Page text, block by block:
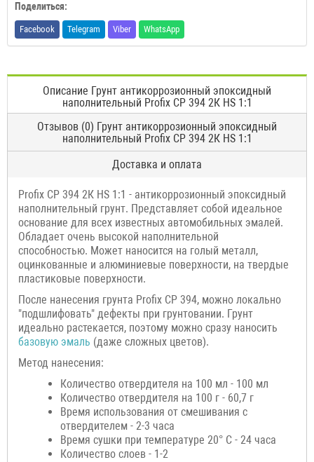
Поделиться:
Facebook Telegram Viber WhatsApp
Описание Грунт антикоррозионный эпоксидный
наполнительный Profix CP 394 2К HS 1:1
Отзывов (0) Грунт антикоррозионный эпоксидный
наполнительный Profix CP 394 2К HS 1:1
Доставка и оплата
Profix CP 394 2К HS 1:1 - антикоррозионный эпоксидный
наполнительный грунт. Представляет собой идеальное
основание для всех известных автомобильных эмалей.
Обладает очень высокой наполнительной
способностью. Может наносится на голый металл,
оцинкованные и алюминиевые поверхности, на твердые
пластиковые поверхности.
После нанесения грунта Profix CP 394, можно локально
"подшлифовать" дефекты при грунтовании. Грунт
идеально растекается, поэтому можно сразу наносить
базовую эмаль (даже сложных цветов).
Метод нанесения:
Количество отвердителя на 100 мл - 100 мл
Количество отвердителя на 100 г - 60,7 г
Время использования от смешивания с
отвердителем - 2-3 часа
Время сушки при температуре 20° С - 24 часа
Количество слоев - 1-2